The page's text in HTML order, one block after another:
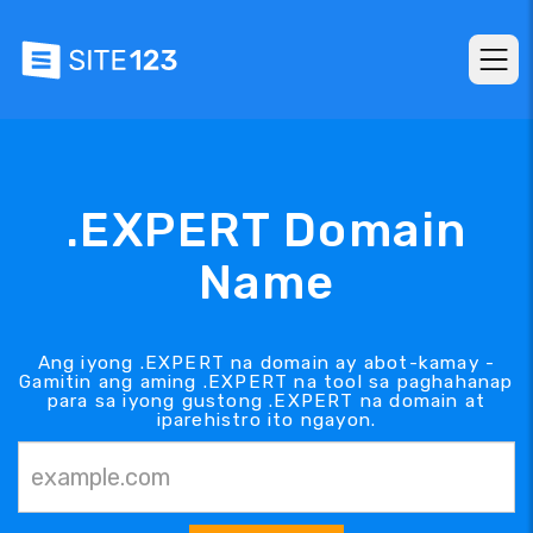
.EXPERT Domain
Name
Ang iyong .EXPERT na domain ay abot-kamay -
Gamitin ang aming .EXPERT na tool sa paghahanap
para sa iyong gustong .EXPERT na domain at
iparehistro ito ngayon.